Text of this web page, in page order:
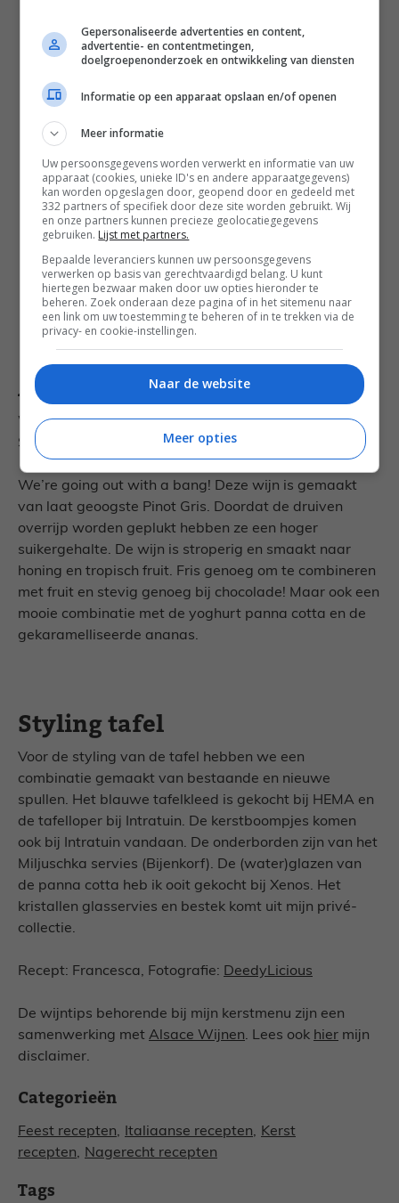
gebruind is. Schep over in een bakje en
bewaar afgedekt op kamertemperatuur tot
gebruik.
Smelt een klontje boter in de pan en bak de
Knijp een flinke scheut honing in de pan, roer
door en laat een paar minuten
karamelliseren. Schep daarna over in een
bakje, laat afkoelen en bewaar afgedekt in
de koelkast tot gebruik.
Haal de panna cotta 15 minuten voor
serveren uit de koelkast. Garneer met de
gekaramelliseerde ananas, geroosterd
amandelschaafsel en kleine blaadjes munt.
Alsace wijntip
Wijntip: Pinot Gris Vendanges Tardives Grand Cru
Steinert 2011 Paul Schneider
We’re going out with a bang! Deze wijn is gemaakt
van laat geoogste Pinot Gris. Doordat de druiven
overrijp worden geplukt hebben ze een hoger
suikergehalte. De wijn is stroperig en smaakt naar
honing en tropisch fruit. Fris genoeg om te combineren
met fruit en stevig genoeg bij chocolade! Maar ook een
mooie combinatie met de yoghurt panna cotta en de
gekaramelliseerde ananas.
Styling tafel
Voor de styling van de tafel hebben we een
combinatie gemaakt van bestaande en nieuwe
spullen. Het blauwe tafelkleed is gekocht bij HEMA en
de tafelloper bij Intratuin. De kerstboompjes komen
ook bij Intratuin vandaan. De onderborden zijn van het
Miljuschka servies (Bijenkorf). De (water)glazen van
de panna cotta heb ik ooit gekocht bij Xenos. Het
kristallen glasservies en bestek komt uit mijn privé-
collectie.
Recept: Francesca, Fotografie: DeedyLicious
De wijntips behorende bij mijn kerstmenu zijn een
samenwerking met Alsace Wijnen. Lees ook hier mijn
disclaimer.
Categorieën
Feest recepten, Italiaanse recepten, Kerst
recepten, Nagerecht recepten
Tags
Gepersonaliseerde advertenties en content,
advertentie- en contentmetingen,
doelgroepenonderzoek en ontwikkeling van diensten
Informatie op een apparaat opslaan en/of openen
Meer informatie
Uw persoonsgegevens worden verwerkt en informatie van uw
apparaat (cookies, unieke ID's en andere apparaatgegevens)
kan worden opgeslagen door, geopend door en gedeeld met
332 partners of specifiek door deze site worden gebruikt. Wij
en onze partners kunnen precieze geolocatiegegevens
gebruiken. Lijst met partners.
Bepaalde leveranciers kunnen uw persoonsgegevens
verwerken op basis van gerechtvaardigd belang. U kunt
hiertegen bezwaar maken door uw opties hieronder te
beheren. Zoek onderaan deze pagina of in het sitemenu naar
een link om uw toestemming te beheren of in te trekken via de
privacy- en cookie-instellingen.
Naar de website
Meer opties